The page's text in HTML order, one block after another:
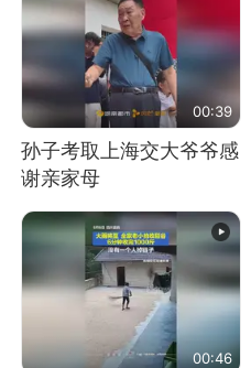
00:39
孙子考取上海交大爷爷感
谢亲家母
00:46